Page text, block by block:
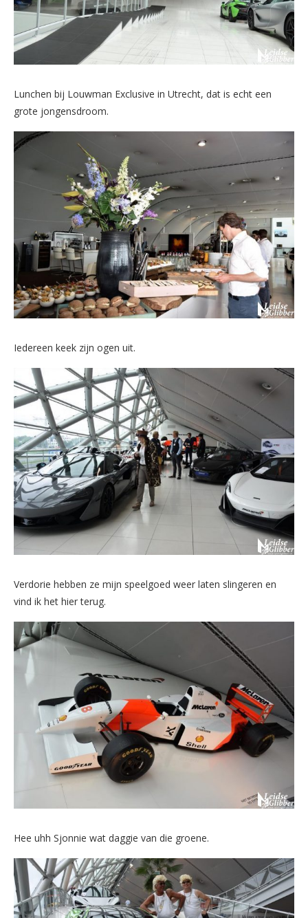
Lunchen bij Louwman Exclusive in Utrecht, dat is echt een
grote jongensdroom.
Iedereen keek zijn ogen uit.
Verdorie hebben ze mijn speelgoed weer laten slingeren en
vind ik het hier terug.
Hee uhh Sjonnie wat daggie van die groene.